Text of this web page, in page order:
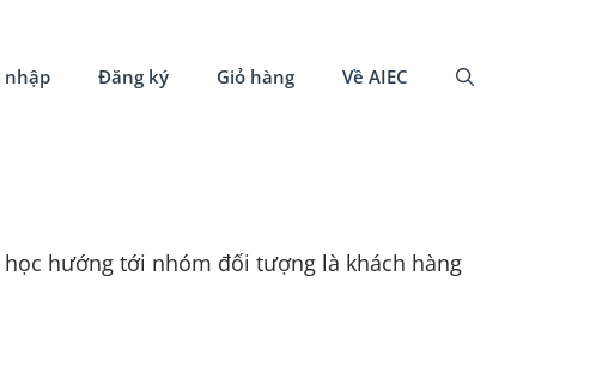
nhập Đăng ký Giỏ hàng Về AIEC
học hướng tới nhóm đối tượng là khách hàng